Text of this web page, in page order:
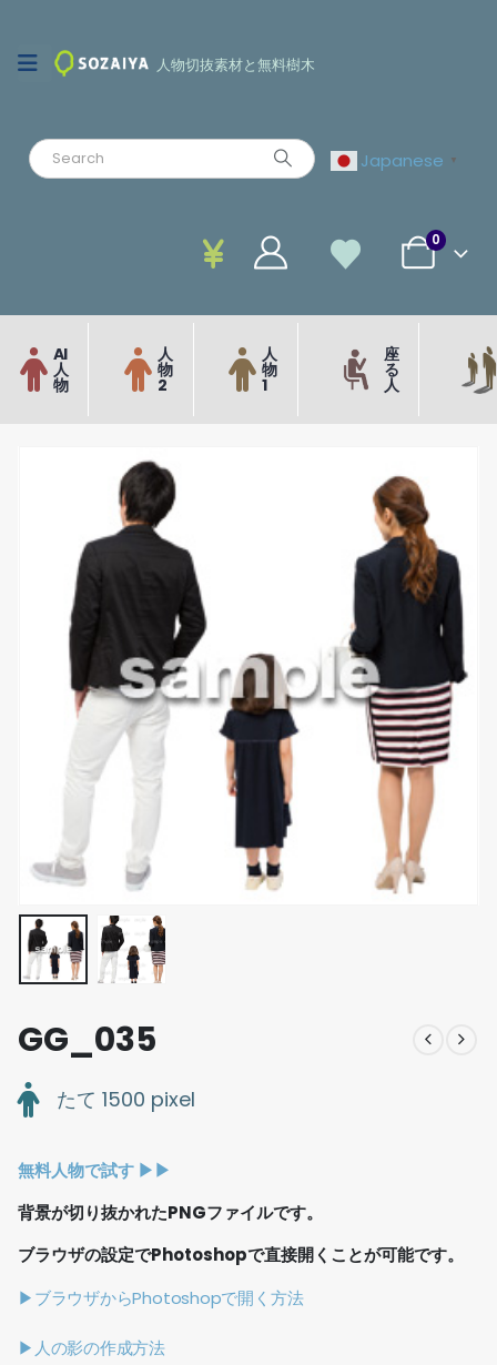
人物切抜素材と無料樹木
Japanese ▼
0
AI
人
物
人
物
2
人
物
1
座
る
人
GG_035
たて 1500 pixel
無料人物で試す ▶︎▶︎
背景が切り抜かれたPNGファイルです。
ブラウザの設定でPhotoshopで直接開くことが可能です。
▶ブラウザからPhotoshopで開く方法
▶人の影の作成方法